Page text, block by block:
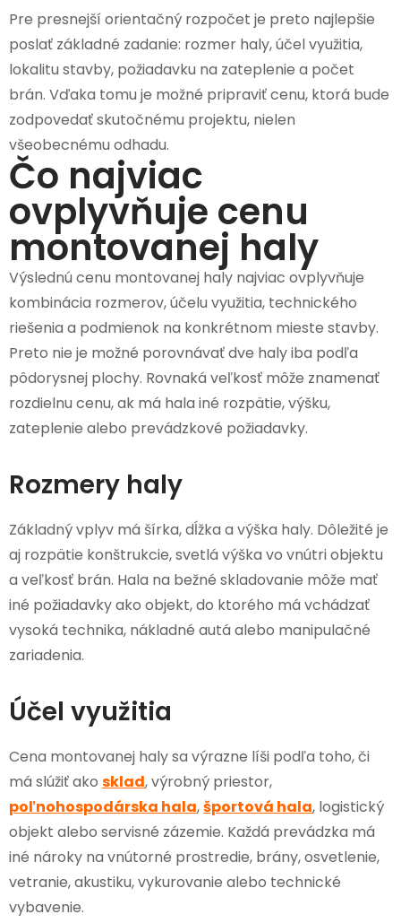
Pre presnejší orientačný rozpočet je preto najlepšie
poslať základné zadanie: rozmer haly, účel využitia,
lokalitu stavby, požiadavku na zateplenie a počet
brán. Vďaka tomu je možné pripraviť cenu, ktorá bude
zodpovedať skutočnému projektu, nielen
všeobecnému odhadu.
Čo najviac
ovplyvňuje cenu
montovanej haly
Výslednú cenu montovanej haly najviac ovplyvňuje
kombinácia rozmerov, účelu využitia, technického
riešenia a podmienok na konkrétnom mieste stavby.
Preto nie je možné porovnávať dve haly iba podľa
pôdorysnej plochy. Rovnaká veľkosť môže znamenať
rozdielnu cenu, ak má hala iné rozpätie, výšku,
zateplenie alebo prevádzkové požiadavky.
Rozmery haly
Základný vplyv má šírka, dĺžka a výška haly. Dôležité je
aj rozpätie konštrukcie, svetlá výška vo vnútri objektu
a veľkosť brán. Hala na bežné skladovanie môže mať
iné požiadavky ako objekt, do ktorého má vchádzať
vysoká technika, nákladné autá alebo manipulačné
zariadenia.
Účel využitia
Cena montovanej haly sa výrazne líši podľa toho, či
má slúžiť ako sklad, výrobný priestor,
poľnohospodárska hala,športová hala, logistický
objekt alebo servisné zázemie. Každá prevádzka má
iné nároky na vnútorné prostredie, brány, osvetlenie,
vetranie, akustiku, vykurovanie alebo technické
vybavenie.